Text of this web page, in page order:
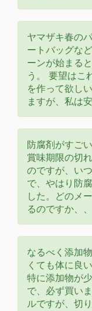
ヤマザキ春の
ートバッグな
ーンが始まる
う。 要望はこ
を作って欲し
ますが、私は
防腐剤がすご
賞味期限の切
のですが、い
で、やはり防
した。どのメ
るのですか、
なるべく添加
くても体に良
特に添加物が
で、必ず買い
ルですが、切